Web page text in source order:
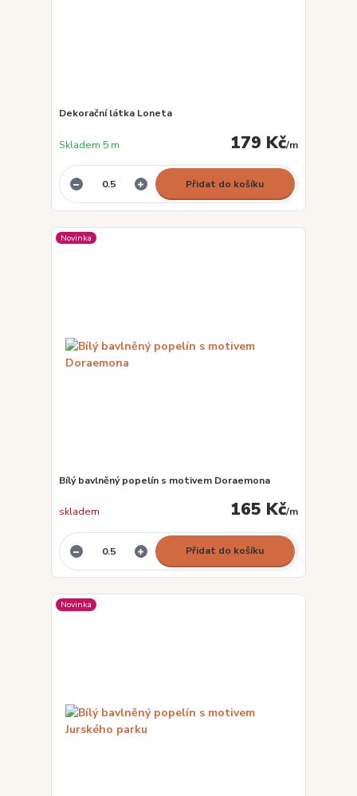
Dekorační látka Loneta
179 Kč/m
Skladem 5 m
Přidat do košíku
Novinka
Bílý bavlněný popelín s motivem Doraemona
165 Kč/m
skladem
Přidat do košíku
Novinka